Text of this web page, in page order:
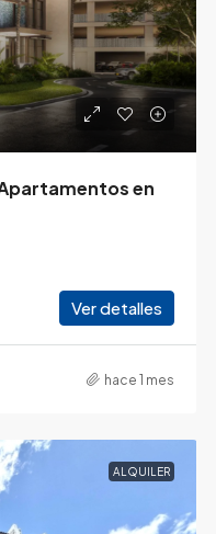
Apartamentos en
Ver detalles
hace 1 mes
ALQUILER